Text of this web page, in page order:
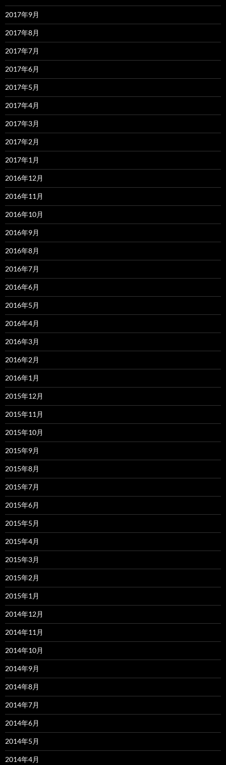
2017年9月
2017年8月
2017年7月
2017年6月
2017年5月
2017年4月
2017年3月
2017年2月
2017年1月
2016年12月
2016年11月
2016年10月
2016年9月
2016年8月
2016年7月
2016年6月
2016年5月
2016年4月
2016年3月
2016年2月
2016年1月
2015年12月
2015年11月
2015年10月
2015年9月
2015年8月
2015年7月
2015年6月
2015年5月
2015年4月
2015年3月
2015年2月
2015年1月
2014年12月
2014年11月
2014年10月
2014年9月
2014年8月
2014年7月
2014年6月
2014年5月
2014年4月